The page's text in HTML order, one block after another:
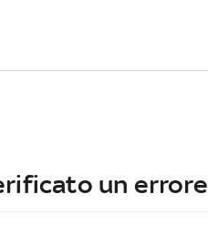
un errore